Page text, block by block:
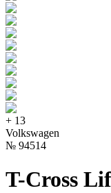
+ 13
Volkswagen
№ 94514
T-Cross